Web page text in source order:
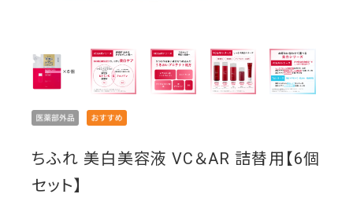
ちふれ 美白美容液 VC＆AR 詰替用【6個
セット】